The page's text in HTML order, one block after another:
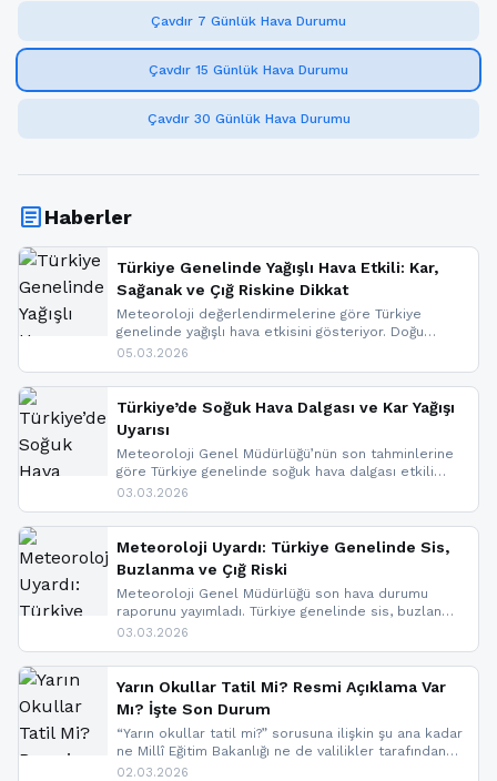
Çavdır 7 Günlük Hava Durumu
Çavdır 15 Günlük Hava Durumu
Çavdır 30 Günlük Hava Durumu
articleHaberler
Türkiye Genelinde Yağışlı Hava Etkili: Kar,
Sağanak ve Çığ Riskine Dikkat
Meteoroloji değerlendirmelerine göre Türkiye
genelinde yağışlı hava etkisini gösteriyor. Doğu
bölgelerinde kar yağışı beklenirken Marmara ve
ise çığ tehlikesi bulunuyor. İç kesimlerde sis ve pus
nedeniyle görüş mesafesinde azalma
yaşanabileceği belirtiliyor.
05.03.2026
Türkiye’de Soğuk Hava Dalgası ve Kar Yağışı
Uyarısı
Meteoroloji Genel Müdürlüğü’nün son tahminlerine
göre Türkiye genelinde soğuk hava dalgası etkili
oluyor. Birçok il için kar yağışı ve buzlanma uyarısı
03.03.2026
Meteoroloji Uyardı: Türkiye Genelinde Sis,
Buzlanma ve Çığ Riski
Meteoroloji Genel Müdürlüğü son hava durumu
raporunu yayımladı. Türkiye genelinde sis, buzlanma
ve don beklenirken Doğu Anadolu ve Doğu
yapıldı. İşte son dakika meteoroloji gelişmeleri.
03.03.2026
Yarın Okullar Tatil Mi? Resmi Açıklama Var
Mı? İşte Son Durum
“Yarın okullar tatil mi?” sorusuna ilişkin şu ana kadar
ne Millî Eğitim Bakanlığı ne de valilikler tarafından
yapılmış resmi bir tatil açıklaması bulunmamaktadır.
02.03.2026